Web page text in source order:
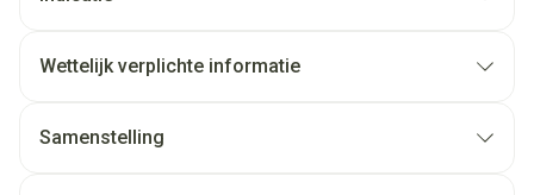
Wettelijk verplichte informatie
Samenstelling